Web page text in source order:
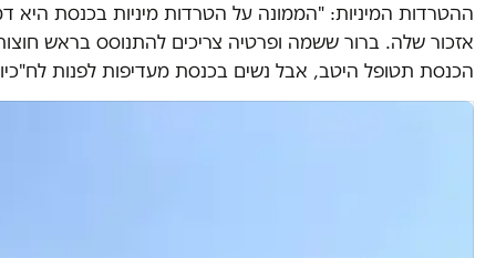
ההטרדות המיניות: "הממונה על הטרדות מיניות בכנסת היא
אזכור שלה. ברור ששמה ופרטיה צריכים להתנוסס בראש
הכנסת תטופל היטב, אבל נשים בכנסת מעדיפות לפנות לח"כיות